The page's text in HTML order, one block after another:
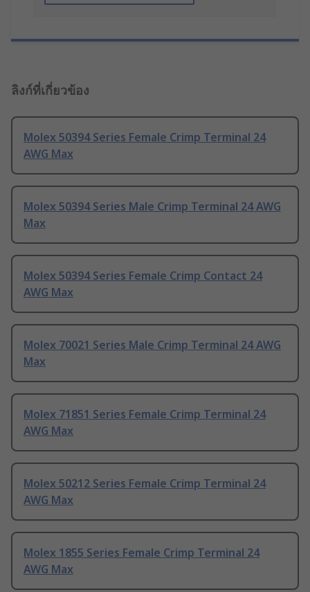
ลิงก์ที่เกี่ยวข้อง
Molex 50394 Series Female Crimp Terminal 24
AWG Max
Molex 50394 Series Male Crimp Terminal 24 AWG
Max
Molex 50394 Series Female Crimp Contact 24
AWG Max
Molex 70021 Series Male Crimp Terminal 24 AWG
Max
Molex 71851 Series Female Crimp Terminal 24
AWG Max
Molex 50212 Series Female Crimp Terminal 24
AWG Max
Molex 1855 Series Female Crimp Terminal 24
AWG Max